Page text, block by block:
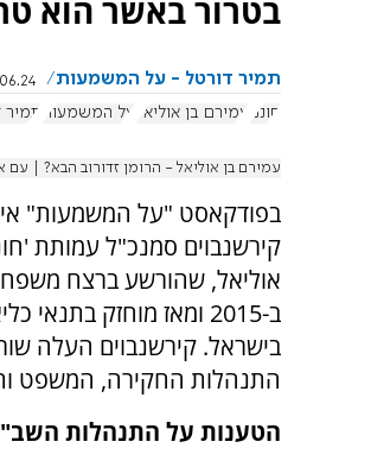
בטרור באשר הוא
תמיר דורטל - על המשמעות
13:38
חוננו
עמירם בן אוליאל על המשמעות תמיר
עמירם בן אוליאל - הרומן זדורוב הבא? | עם
בפודקאסט "על המשמעות"
קירשנבוים סמנכ"ל עמותת
אוליאל, שהורשע ברצח
ב-2015 ומאז מוחזק
בישראל. קירשנבוים העלה
התנהלות החקירה, המשפט
הטענות על התנהלות